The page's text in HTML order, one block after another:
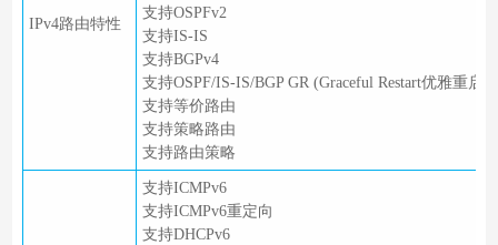
IPv4路由特性
支持OSPFv2
支持IS-IS
支持BGPv4
支持OSPF/IS-IS/BGP GR (Graceful Restart优雅重启)
支持等价路由
支持策略路由
支持路由策略
支持ICMPv6
支持ICMPv6重定向
支持DHCPv6